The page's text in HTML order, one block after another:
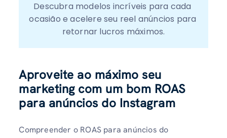
Descubra modelos incríveis para cada
ocasião e acelere seu reel anúncios para
retornar lucros máximos.
Aproveite ao máximo seu
marketing com um bom ROAS
para anúncios do Instagram
Compreender o ROAS para anúncios do